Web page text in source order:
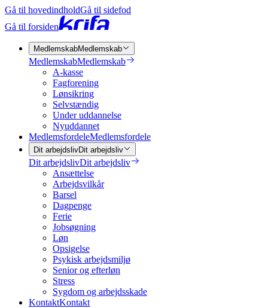
Gå til hovedindholdGå til sidefod
Gå til forsiden
MedlemskabMedlemskab
MedlemskabMedlemskab
A-kasse
Fagforening
Lønsikring
Selvstændig
Under uddannelse
Nyuddannet
MedlemsfordeleMedlemsfordele
Dit arbejdslivDit arbejdsliv
Dit arbejdslivDit arbejdsliv
Ansættelse
Arbejdsvilkår
Barsel
Dagpenge
Ferie
Jobsøgning
Løn
Opsigelse
Psykisk arbejdsmiljø
Senior og efterløn
Stress
Sygdom og arbejdsskade
KontaktKontakt